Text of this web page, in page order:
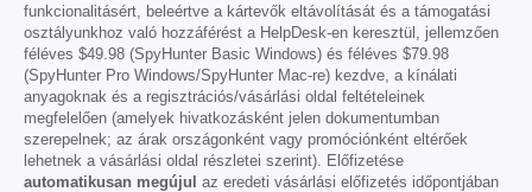
funkcionalitásért, beleértve a kártevők eltávolítását és a támogatási
osztályunkhoz való hozzáférést a HelpDesk-en keresztül, jellemzően
féléves $49.98 (SpyHunter Basic Windows) és féléves $79.98
(SpyHunter Pro Windows/SpyHunter Mac-re) kezdve, a kínálati
anyagoknak és a regisztrációs/vásárlási oldal feltételeinek
megfelelően (amelyek hivatkozásként jelen dokumentumban
szerepelnek; az árak országonként vagy promóciónként eltérőek
lehetnek a vásárlási oldal részletei szerint). Előfizetése
automatikusan megújul
az eredeti vásárlási előfizetés időpontjában